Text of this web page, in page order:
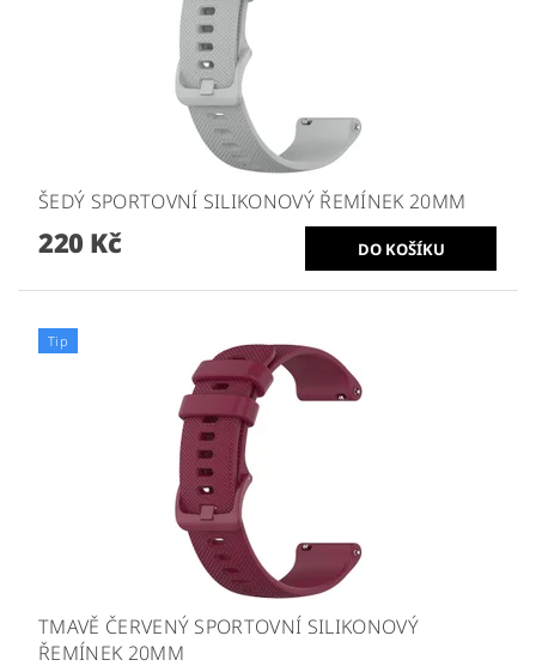
ŠEDÝ SPORTOVNÍ SILIKONOVÝ ŘEMÍNEK 20MM
220 Kč
Tip
TMAVĚ ČERVENÝ SPORTOVNÍ SILIKONOVÝ
ŘEMÍNEK 20MM